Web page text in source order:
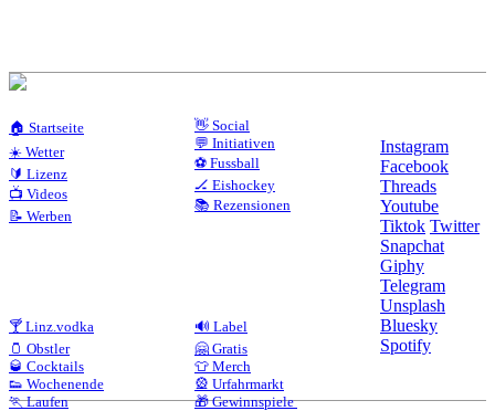
🏠 Startseite
☀️ Wetter
🔰 Lizenz
📺 Videos
📝 Werben
👋 Social
💬 Initiativen
⚽ Fussball
🏒 Eishockey
📚 Rezensionen
🍸 Linz.vodka
🫙 Obstler
🥃 Cocktails
👟 Wochenende
🏃 Laufen
🔊 Label
🤗 Gratis
👕 Merch
🎡 Urfahrmarkt
🎁 Gewinnspiele
Instagram
Facebook
Threads
Youtube
Tiktok Twitter
Snapchat
Giphy
Telegram
Unsplash
Bluesky
Spotify